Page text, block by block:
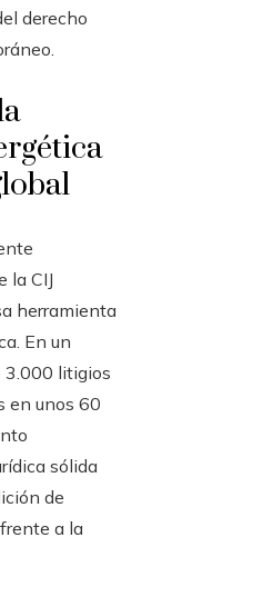
derecho
la CIJ
herramienta
En un
3.000 litigios
en unos 60
sólida
de
a la